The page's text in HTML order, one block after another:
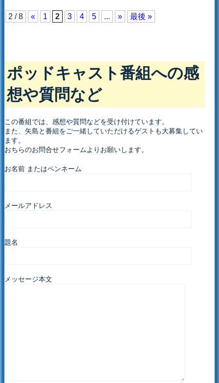
2 / 8 « 1 2 3 4 5 ... » 最後 »
ポッドキャスト番組への感
想や質問など
この番組では、感想や質問などを受け付けています。
また、矢島と番組をご一緒していただけるゲストも大募集してい
ます。
おちらのお問合せフォームよりお願いします。
お名前 またはペンネーム
メールアドレス
題名
メッセージ本文